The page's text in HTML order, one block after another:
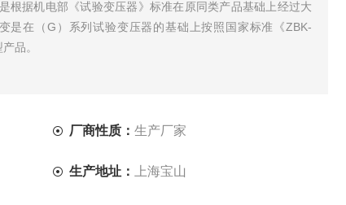
根据机电部《试验变压器》标准在原同类产品基础上经过大
是在（G）系列试验变压器的基础上按照国家标准《ZBK-
品。
厂商性质： 生产厂家
生产地址： 上海宝山